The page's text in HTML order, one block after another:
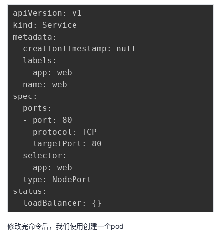
apiVersion: v1
kind: Service
metadata:
  creationTimestamp: null
  labels:
    app: web
  name: web
spec:
  ports:
  - port: 80
    protocol: TCP
    targetPort: 80
  selector:
    app: web
  type: NodePort
status:
修改完命令后，我们使用创建一个pod